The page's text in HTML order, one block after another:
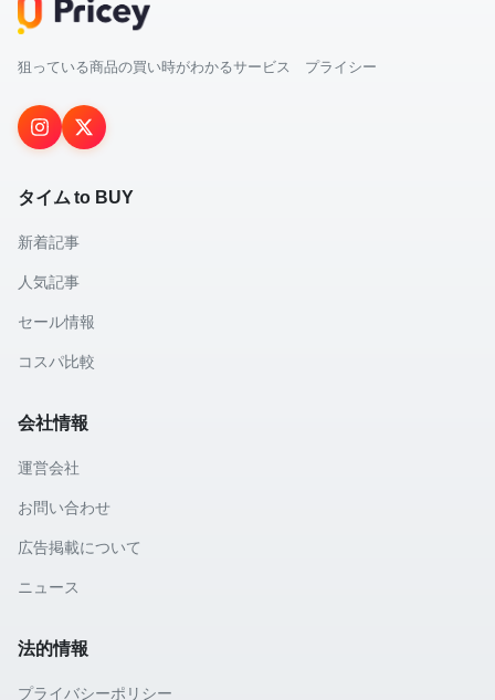
狙っている商品の買い時がわかるサービス プライシー
タイム to BUY
新着記事
人気記事
セール情報
コスパ比較
会社情報
運営会社
お問い合わせ
広告掲載について
ニュース
法的情報
プライバシーポリシー